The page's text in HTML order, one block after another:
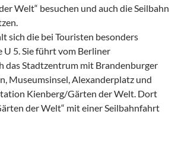
Welt“ besuchen und auch die Seilbahn
sich die bei Touristen besonders
5. Sie führt vom Berliner
das Stadtzentrum mit Brandenburger
Museumsinsel, Alexanderplatz und
Kienberg/Gärten der Welt. Dort
der Welt“ mit einer Seilbahnfahrt